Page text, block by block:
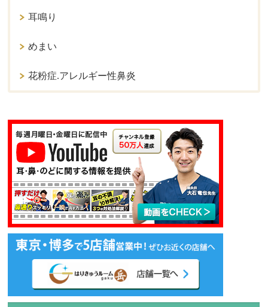
耳鳴り
めまい
花粉症.アレルギー性鼻炎